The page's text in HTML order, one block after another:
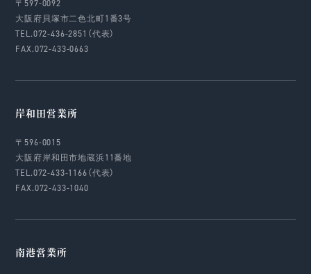
〒597-0092
大阪府貝塚市二色北町1番3号
TEL.072-436-2851（代表）
FAX.072-433-0663
岸和田営業所
〒596-0015
大阪府岸和田市地蔵浜11番地
TEL.072-433-1166（代表）
FAX.072-433-1040
南港営業所